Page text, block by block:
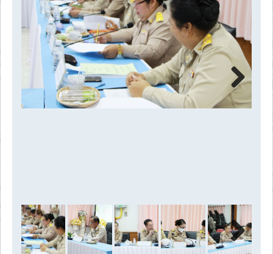
Next
Next